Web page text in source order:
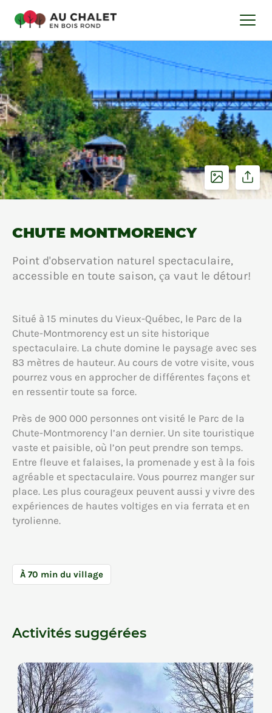
CHUTE MONTMORENCY
Point d'observation naturel spectaculaire,
accessible en toute saison, ça vaut le détour!
Situé à 15 minutes du Vieux-Québec, le Parc de la
Chute-Montmorency est un site historique
spectaculaire. La chute domine le paysage avec ses
83 mètres de hauteur. Au cours de votre visite, vous
pourrez vous en approcher de différentes façons et
en ressentir toute sa force.
Près de 900 000 personnes ont visité le Parc de la
Chute-Montmorency l’an dernier. Un site touristique
vaste et paisible, où l’on peut prendre son temps.
Entre fleuve et falaises, la promenade y est à la fois
agréable et spectaculaire. Vous pourrez manger sur
place. Les plus courageux peuvent aussi y vivre des
expériences de hautes voltiges en via ferrata et en
tyrolienne.
À 70 min du village
Activités suggérées